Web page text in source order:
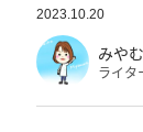
2023.10.20
みや
ライタ